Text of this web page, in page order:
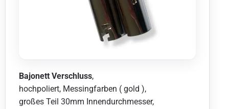
Bajonett Verschluss,
hochpoliert, Messingfarben ( gold ),
großes Teil 30mm Innendurchmesser,